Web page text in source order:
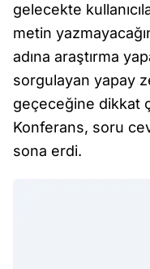
gelecekte
metin
adına araştırma
sorgulayan yapay
geçeceğine dikkat
Konferans, soru
sona erdi.